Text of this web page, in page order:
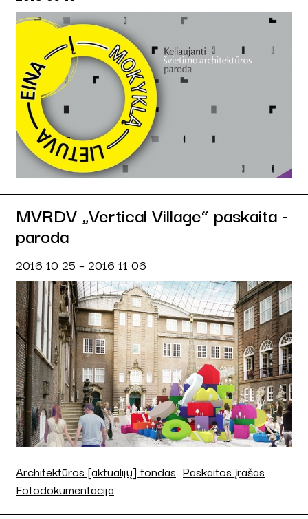
MVRDV „Vertical Village“ paskaita -
paroda
2016 10 25 – 2016 11 06
Architektūros [aktualijų] fondas Paskaitos įrašas
Fotodokumentacija